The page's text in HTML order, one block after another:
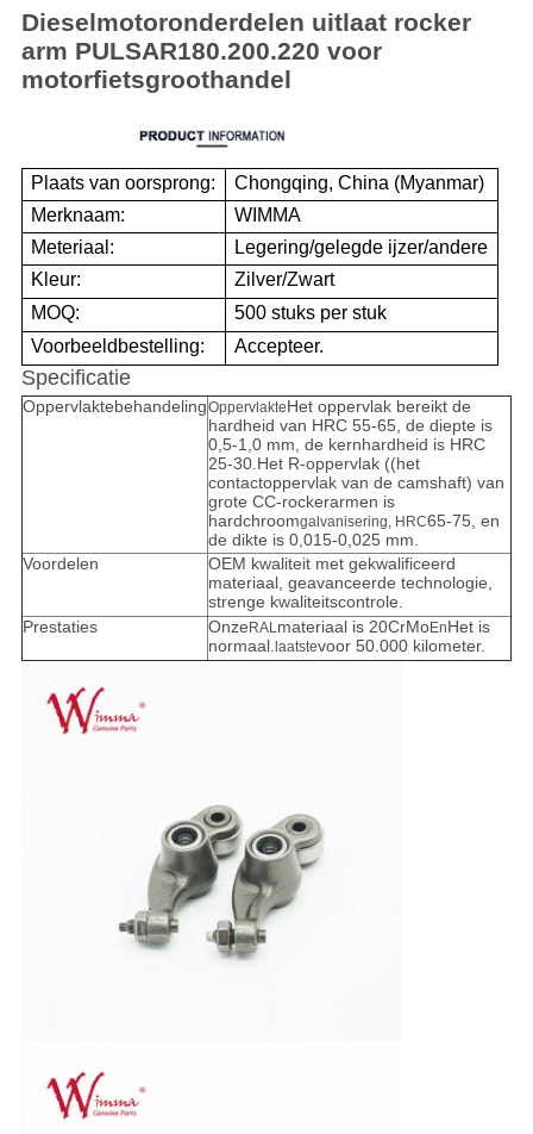
Dieselmotoronderdelen uitlaat rocker
arm PULSAR180.200.220 voor
motorfietsgroothandel
Plaats van oorsprong:
Chongqing, China (Myanmar)
Merknaam:
WIMMA
Meteriaal:
Legering/gelegde ijzer/andere
Kleur:
Zilver/Zwart
MOQ:
500 stuks per stuk
Voorbeeldbestelling:
Accepteer.
Specificatie
OppervlaktebehandelingOppervlakteHet oppervlak bereikt de
hardheid van HRC 55-65, de diepte is
0,5-1,0 mm, de kernhardheid is HRC
25-30.Het R-oppervlak ((het
contactoppervlak van de camshaft) van
grote CC-rockerarmen is
hardchroomgalvanisering, HRC65-75, en
de dikte is 0,015-0,025 mm.
Voordelen
OEM kwaliteit met gekwalificeerd
materiaal, geavanceerde technologie,
strenge kwaliteitscontrole.
Prestaties
OnzeRAL materiaal is 20CrMoEnHet is
normaal. laatstevoor 50.000 kilometer.